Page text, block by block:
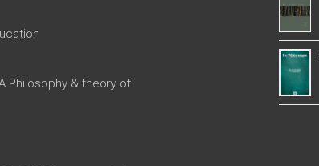
Philosophy & theory of